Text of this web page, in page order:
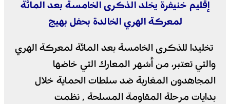
إقليم خنيفرة يخلد الذكرى الخامسة بعد المائة
لمعركة الهري الخالدة بحفل بهيج
تخليدا للذكرى الخامسة بعد المائة لمعركة الهري
والتي تعتبر، من أشهر المعارك التي خاضها
المجاهدون المغاربة ضد سلطات الحماية خلال
بدايات مرحلة المقاومة المسلحة ٬ نظمت